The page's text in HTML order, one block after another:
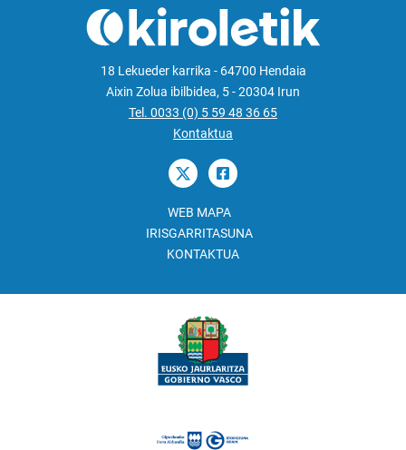
18 Lekueder karrika - 64700 Hendaia
Aixin Zolua ibilbidea, 5 - 20304 Irun
Tel. 0033 (0) 5 59 48 36 65
Kontaktua
WEB MAPA
IRISGARRITASUNA
KONTAKTUA